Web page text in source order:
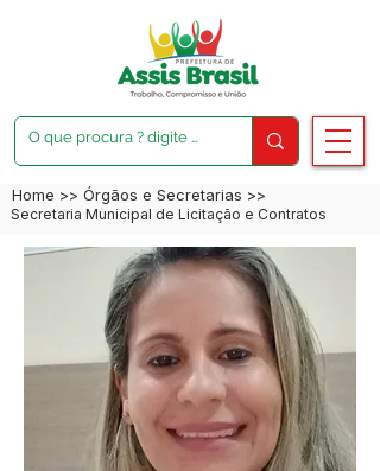
Home >> Órgãos e Secretarias >>
Secretaria Municipal de Licitação e Contratos